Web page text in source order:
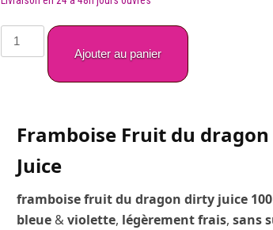
était :
16,90 €.
est :
12,90 €.
Framboise Fruit du
Juice
framboise fruit du dragon dirty juice
bleue &violette, légèrement frais,sans
quantité
de
dragon
Ajouter au panier